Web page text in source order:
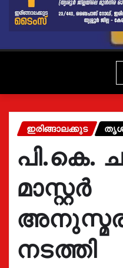
ഇരിങ്ങാലക്കുട
പി.കെ.
മാസ്റ്റർ
നടത്തി